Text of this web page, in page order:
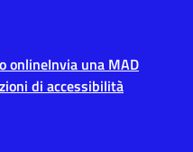
onlineInvia una MAD
di accessibilità